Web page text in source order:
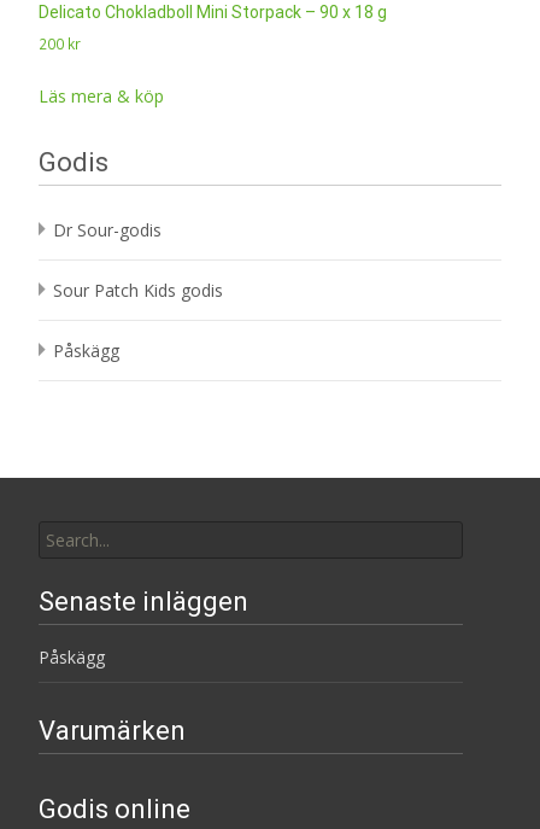
Delicato Chokladboll Mini Storpack – 90 x 18 g
200 kr
Läs mera & köp
Godis
Dr Sour-godis
Sour Patch Kids godis
Påskägg
for:
Senaste inläggen
Påskägg
Varumärken
Godis online